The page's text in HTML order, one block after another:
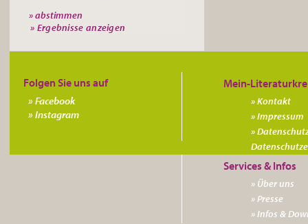
» Ergebnisse anzeigen
Kontakt
Impressum
Über uns
Presse
Infos &
Folgen Sie uns auf
Facebook
Instagram